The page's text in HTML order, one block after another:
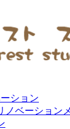
ション
ノベーション